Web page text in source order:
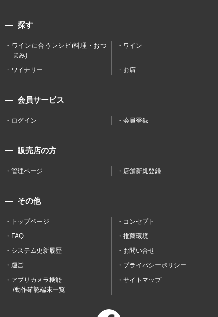
探す
ワインに合うレシピ(料理・おつ
まみ)
ワイン
ワイナリー お店
会員サービス
ログイン 会員登録
販売店の方
管理ページ 店舗新規登録
その他
トップページ
コンセプト
FAQ
推薦環境
システム更新履歴
お問い合せ
運営
プライバシーポリシー
アプリカメラ機能
/動作確認端末一覧
サイトマップ